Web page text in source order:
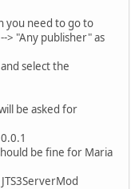
you need to go to
> "Any publisher" as
select the
be asked for
be fine for Maria